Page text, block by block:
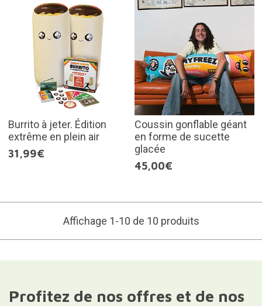
Burrito à jeter. Édition
extrême en plein air
31,99€
Coussin gonflable géant
en forme de sucette
glacée
45,00€
Affichage 1-10 de 10 produits
Profitez de nos offres et de nos